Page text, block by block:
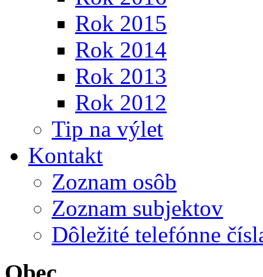
Rok 2015
Rok 2014
Rok 2013
Rok 2012
Tip na výlet
Kontakt
Zoznam osôb
Zoznam subjektov
Dôležité telefónne